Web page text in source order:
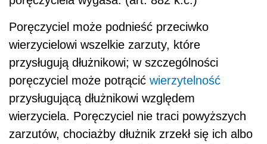
Poręczyciel może podnieść przeciwko
wierzycielowi wszelkie zarzuty, które
przysługują dłużnikowi; w szczególności
poręczyciel może potrącić wierzytelność
przysługującą dłużnikowi względem
wierzyciela. Poręczyciel nie traci powyższych
zarzutów, chociażby dłużnik zrzekł się ich albo